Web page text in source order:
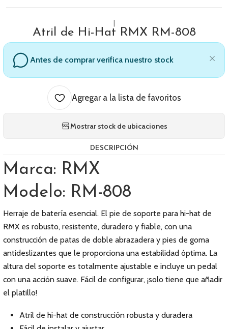
Atril de Hi-Hat RMX RM-808
Antes de comprar verifica nuestro stock
Agregar a la lista de favoritos
Mostrar stock de ubicaciones
DESCRIPCIÓN
Marca: RMX
Modelo: RM-808
Herraje de batería esencial. El pie de soporte para hi-hat de
RMX es robusto, resistente, duradero y fiable, con una
construcción de patas de doble abrazadera y pies de goma
antideslizantes que le proporciona una estabilidad óptima. La
altura del soporte es totalmente ajustable e incluye un pedal
con una acción suave. Fácil de configurar, ¡solo tiene que añadir
el platillo!
Atril de hi-hat de construcción robusta y duradera